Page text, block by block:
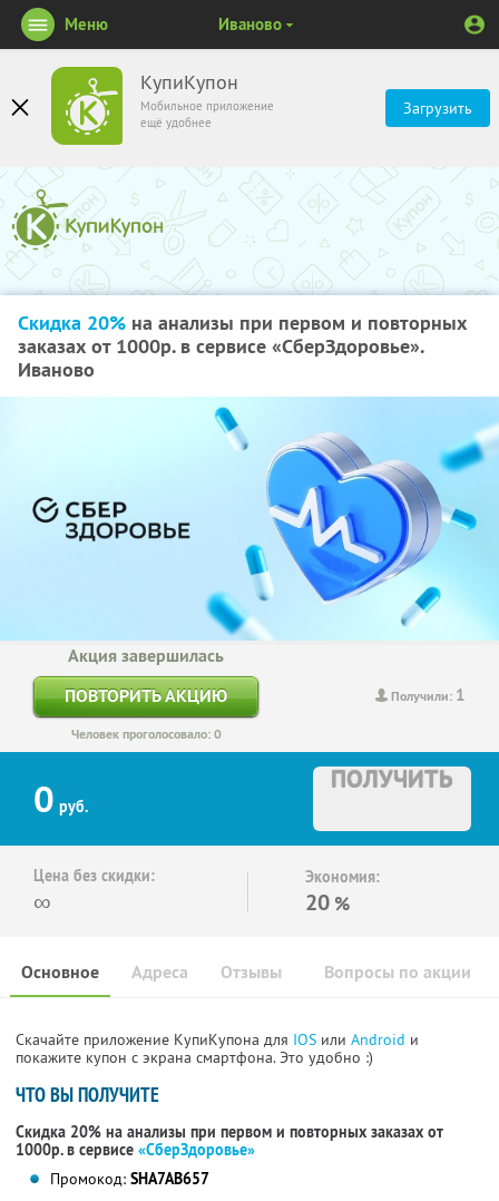
КупиКупон
Мобильное приложение
ещё удобнее
Загрузить
Меню Иваново
Скидка 20% на анализы при первом и повторных
заказах от 1000р. в сервисе «СберЗдоровье».
Иваново
Получили: 1
Акция завершилась
ПОВТОРИТЬ АКЦИЮ
Человек проголосовало: 0
0 руб.
ПОЛУЧИТЬ
Цена без скидки:
∞
Экономия:
20 %
Основное Отзывы Вопросы по акции
Адреса
Скачайте приложение КупиКупона для IOS или Android и
покажите купон с экрана смартфона. Это удобно :)
ЧТО ВЫ ПОЛУЧИТЕ
Скидка 20% на анализы при первом и повторных заказах от
1000р. в сервисе «СберЗдоровье»
Промокод: SHA7AB657